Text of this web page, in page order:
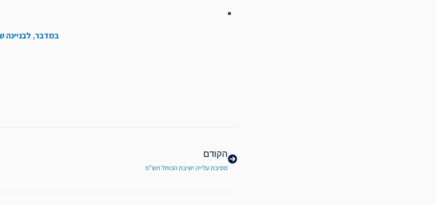
במדבר, לבניינה
הקודם
מסיבת עלייה ישיבת הכותל תש"פ